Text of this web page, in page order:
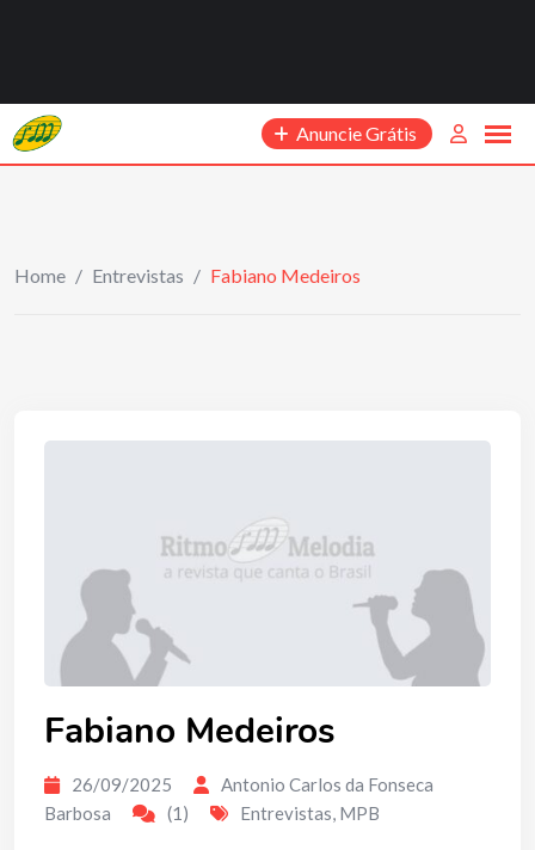
Anuncie Grátis
Home / Entrevistas / Fabiano Medeiros
Fabiano Medeiros
26/09/2025
Antonio Carlos da Fonseca
Barbosa
(1) Entrevistas, MPB